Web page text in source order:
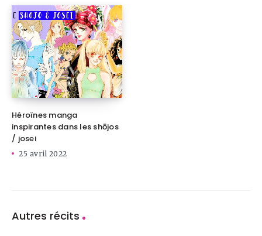
Héroïnes manga
inspirantes dans les shōjos
/ josei
25 avril 2022
Autres récits